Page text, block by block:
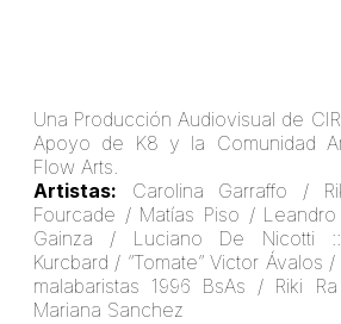
Una Producción Audiovisual de
Apoyo de K8 y la Comunidad
Flow Arts.
Artistas: Carolina Garraffo /
Fourcade / Matías Piso /
Gainza / Luciano De Nicotti
Kurcbard / “Tomate” Victor
malabaristas 1996 BsAs / Riki
Mariana Sanchez